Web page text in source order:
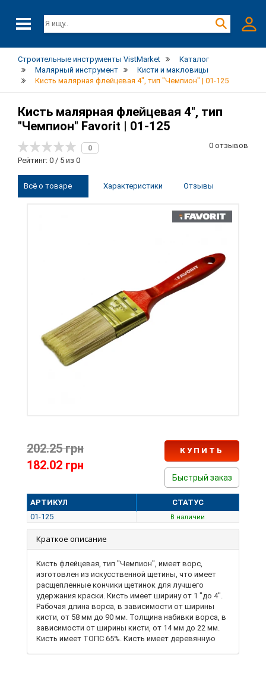
Строительные инструменты VistMarket
Каталог
Малярный инструмент
Кисти и макловицы
Кисть малярная флейцевая 4", тип "Чемпион" | 01-125
Кисть малярная флейцевая 4", тип
"Чемпион" Favorit | 01-125
0
Рейтинг: 0 / 5 из 0
0 отзывов
Всё о товаре Характеристики Отзывы
202.25 грн
182.02 грн
Быстрый заказ
КУПИТЬ
АРТИКУЛ
СТАТУС
01-125
В наличии
Краткое описание
Кисть флейцевая, тип "Чемпион", имеет ворс,
изготовлен из искусственной щетины, что имеет
расщепленные кончики щетинок для лучшего
удержания краски. Кисть имеет ширину от 1 "до 4".
Рабочая длина ворса, в зависимости от ширины
кисти, от 58 мм до 90 мм. Толщина набивки ворса, в
зависимости от ширины кисти, от 14 мм до 22 мм.
Кисть имеет ТОПС 65%. Кисть имеет деревянную